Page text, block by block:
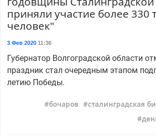
приняли участие более 330
человек"
3 Фев 202011:36
Губернатор Волгоградской области
праздник стал очередным этапом
летию Победы.
бочаров сталинградская